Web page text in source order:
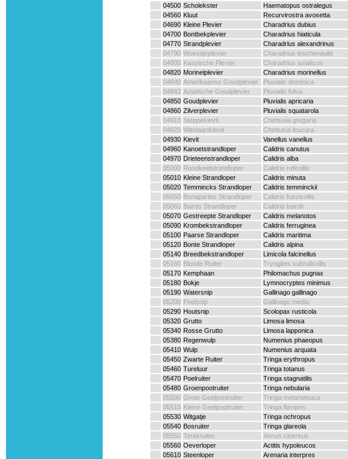
04500 Scholekster
Haematopus ostralegus
04560 Kluut
Recurvirostra avosetta
04690 Kleine Plevier
Charadrius dubius
04700 Bontbekplevier
Charadrius hiaticula
04770 Strandplevier
Charadrius alexandrinus
04790 Woestijnplevier
Charadrius leschenaultii
04800 Kaspische Plevier
Charadrius asiaticus
04820 Morinelplevier
Charadrius morinellus
04840 Amerikaanse Goudplevier
Pluvialis dominica
04842 Aziatische Goudplevier
Pluvialis fulva
04850 Goudplevier
Pluvialis apricaria
04860 Zilverplevier
Pluvialis squatarola
04910 Steppekievit
Chettusia gregaria
04920 Witstaartkievit
Chettusia leucura
04930 Kievit
Vanellus vanellus
04960 Kanoetstrandloper
Calidris canutus
04970 Drieteenstrandloper
Calidris alba
05000 Roodkeelstrandloper
Calidris ruficollis
05010 Kleine Strandloper
Calidris minuta
05020 Temmincks Strandloper
Calidris temminckii
05050 Bonapartes Strandloper
Calidris fuscicollis
05060 Bairds Strandloper
Calidris bairdii
05070 Gestreepte Strandloper
Calidris melanotos
05090 Krombekstrandloper
Calidris ferruginea
05100 Paarse Strandloper
Calidris maritima
05120 Bonte Strandloper
Calidris alpina
05140 Breedbekstrandloper
Limicola falcinellus
05160 Blonde Ruiter
Tryngites subruficollis
05170 Kemphaan
Philomachus pugnax
05180 Bokje
Lymnocryptes minimus
05190 Watersnip
Gallinago gallinago
05200 Poelsnip
Gallinago media
05290 Houtsnip
Scolopax rusticola
05320 Grutto
Limosa limosa
05340 Rosse Grutto
Limosa lapponica
05380 Regenwulp
Numenius phaeopus
05410 Wulp
Numenius arquata
05450 Zwarte Ruiter
Tringa erythropus
05460 Tureluur
Tringa totanus
05470 Poelruiter
Tringa stagnatilis
05480 Groenpootruiter
Tringa nebularia
05500 Grote Geelpootruiter
Tringa melanoleuca
05510 Kleine Geelpootruiter
Tringa flavipes
05530 Witgatje
Tringa ochropus
05540 Bosruiter
Tringa glareola
05550 Terekruiter
Xenus cinereus
05560 Oeverloper
Actitis hypoleucos
05610 Steenloper
Arenaria interpres